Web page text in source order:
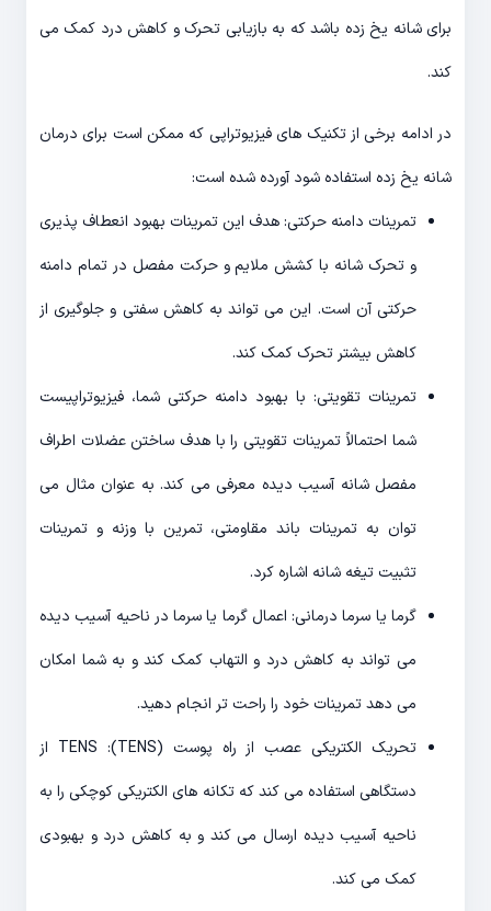
برای شانه یخ زده باشد که به بازیابی تحرک و کاهش درد کمک می
کند.
در ادامه برخی از تکنیک های فیزیوتراپی که ممکن است برای درمان
شانه یخ زده استفاده شود آورده شده است:
تمرینات دامنه حرکتی: هدف این تمرینات بهبود انعطاف پذیری
و تحرک شانه با کشش ملایم و حرکت مفصل در تمام دامنه
حرکتی آن است. این می تواند به کاهش سفتی و جلوگیری از
کاهش بیشتر تحرک کمک کند.
تمرینات تقویتی: با بهبود دامنه حرکتی شما، فیزیوتراپیست
شما احتمالاً تمرینات تقویتی را با هدف ساختن عضلات اطراف
مفصل شانه آسیب دیده معرفی می کند. به عنوان مثال می
توان به تمرینات باند مقاومتی، تمرین با وزنه و تمرینات
تثبیت تیغه شانه اشاره کرد.
گرما یا سرما درمانی: اعمال گرما یا سرما در ناحیه آسیب دیده
می تواند به کاهش درد و التهاب کمک کند و به شما امکان
می دهد تمرینات خود را راحت تر انجام دهید.
تحریک الکتریکی عصب از راه پوست (TENS): TENS از
دستگاهی استفاده می کند که تکانه های الکتریکی کوچکی را به
ناحیه آسیب دیده ارسال می کند و به کاهش درد و بهبودی
کمک می کند.